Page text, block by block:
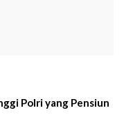
Polri yang Pensiun